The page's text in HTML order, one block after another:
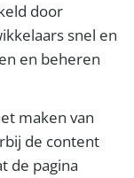
door
snel en
en beheren
maken van
de content
de pagina